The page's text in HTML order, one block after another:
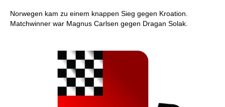
Norwegen kam zu einem knappen Sieg gegen Kroation.
Matchwinner war Magnus Carlsen gegen Dragan Solak.